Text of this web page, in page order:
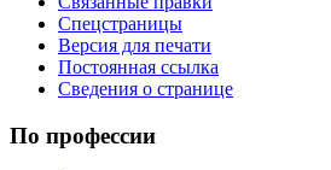
Спецстраницы
Версия для печати
Постоянная ссылка
Сведения о странице
По профессии